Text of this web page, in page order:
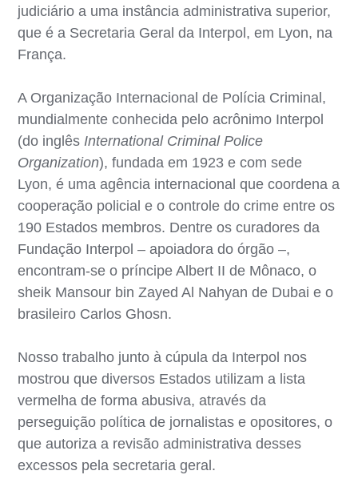
judiciário a uma instância administrativa superior,
que é a Secretaria Geral da Interpol, em Lyon, na
França.
A Organização Internacional de Polícia Criminal,
mundialmente conhecida pelo acrônimo Interpol
(do inglês International Criminal Police
Organization), fundada em 1923 e com sede
Lyon, é uma agência internacional que coordena a
cooperação policial e o controle do crime entre os
190 Estados membros. Dentre os curadores da
Fundação Interpol – apoiadora do órgão –,
encontram-se o príncipe Albert II de Mônaco, o
sheik Mansour bin Zayed Al Nahyan de Dubai e o
brasileiro Carlos Ghosn.
Nosso trabalho junto à cúpula da Interpol nos
mostrou que diversos Estados utilizam a lista
vermelha de forma abusiva, através da
perseguição política de jornalistas e opositores, o
que autoriza a revisão administrativa desses
excessos pela secretaria geral.